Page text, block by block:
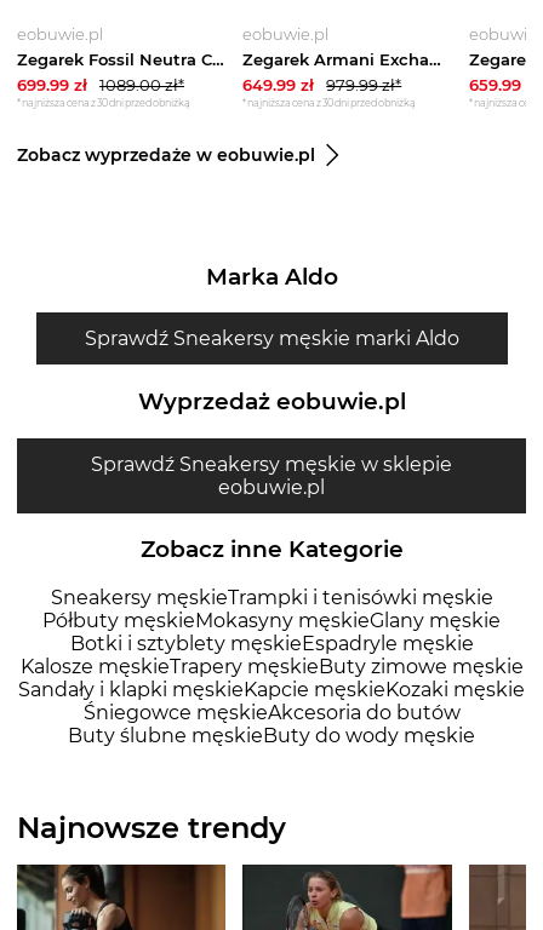
eobuwie.pl
Zegarek Fossil Neutra Chrono FS6063 Brązowy
699.99 zł 1089.00zł*
*najniższa cena z 30 dni przed obniżką
eobuwie.pl
Zegarek Armani Exchange Kilian AX1421 Szary
649.99 zł 979.99zł*
*najniższa cena z 30 dni przed obniżką
659.99zł
*najniższa cena
Zobacz wyprzedaże w eobuwie.pl
Marka Aldo
Sprawdź Sneakersy męskie marki Aldo
Wyprzedaż eobuwie.pl
Sprawdź Sneakersy męskie w sklepie
eobuwie.pl
Zobacz inne Kategorie
Sneakersy męskieTrampki i tenisówki męskie
Półbuty męskie Mokasyny męskieGlany męskie
Botki i sztyblety męskie Espadryle męskie
Kalosze męskieTrapery męskie Buty zimowe męskie
Sandały i klapki męskie Kapcie męskie Kozaki męskie
Śniegowce męskieAkcesoria do butów
Buty ślubne męskie Buty do wody męskie
Najnowsze trendy